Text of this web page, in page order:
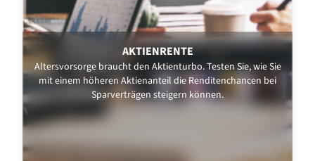
AKTIENRENTE
Altersvorsorge braucht den Aktienturbo. Testen Sie, wie Sie
mit einem höheren Aktienanteil die Renditenchancen bei
Sparverträgen steigern können.